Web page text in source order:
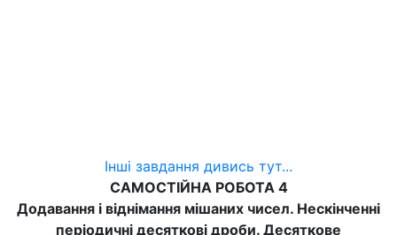
Інші завдання дивись тут...
САМОСТІЙНА РОБОТА 4
Додавання і віднімання мішаних чисел. Нескінченні
періодичні десяткові дроби. Десяткове